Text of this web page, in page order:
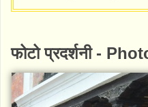
फोटो प्रदर्शनी -